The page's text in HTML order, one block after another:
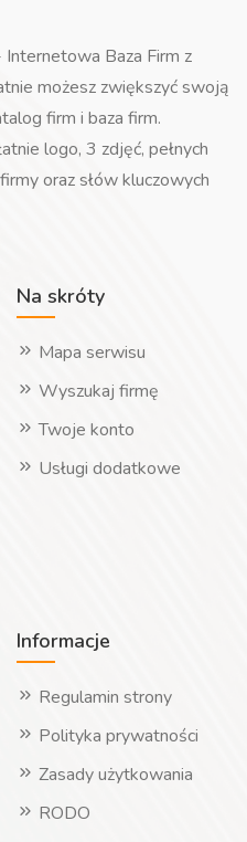
Baza Firm z
możesz zwiększyć swoją
firm i baza firm.
logo, 3 zdjęć, pełnych
oraz słów kluczowych
Na skróty
Mapa serwisu
Wyszukaj firmę
Twoje konto
Usługi dodatkowe
Informacje
Regulamin strony
Polityka prywatności
Zasady użytkowania
RODO